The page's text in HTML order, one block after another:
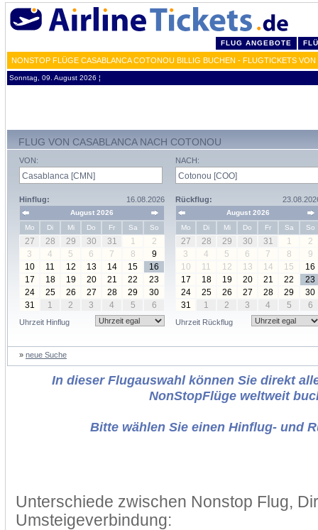
FLUG ANGEBOTE
NONSTOP FLÜGE CASABLANCA COTONOU BILLIG BUCHEN - FLUGTICKETS
Sonntag, 09. August 2026 ¦
FLUG VON CASABLANCA NACH COTONOU
VON:
Hinflug: 16.08.2026
August 2026
Mo
Di Mi Do Fr Sa So
27 28 29 30 31 1
2
3
4 5 6 7 8
9
10
11 12 13 14 15
16
17
18 19 20 21 22
23
24
25 26 27 28 29
30
31
1 2 3 4 5 6
Uhrzeit Hinflug
NACH:
Rückflug:
August 2026
Mo
Di Mi Do Fr Sa So
27 28 29 30 31 1
2
3
4 5 6 7 8
9
10
11 12 13 14 15
16
17
18 19 20 21 22
23
24
25 26 27 28 29
30
31
1 2 3 4 5 6
Uhrzeit Rückflug
» neue Suche
In dieser Flugauswahl können Sie direkt
NonStopFlüge weltweit
Bitte wählen Sie einen Hinflug- und
Unterschiede zwischen Nonstop Flug,
Umsteigeverbindung: